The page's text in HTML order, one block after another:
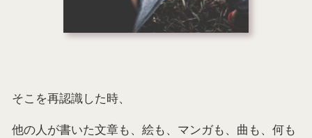
そこを再認識した時、
他の人が書いた文章も、絵も、マンガも、曲も、何も